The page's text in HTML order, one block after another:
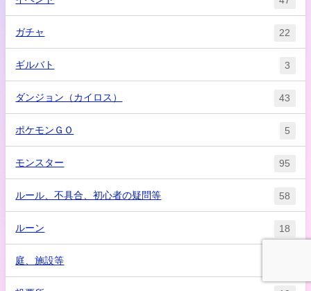
ガチャ 22
ギルバト 3
ダンジョン（カイロス） 43
ポケモンＧＯ 5
モンスター 95
ルール、不具合、初心者の疑問等 58
ルーン 18
庭、施設等